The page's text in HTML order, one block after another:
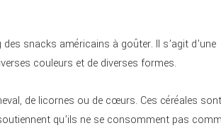
snacks américains à goûter. Il s’agit d’une
couleurs et de diverses formes.
de licornes ou de cœurs. Ces céréales sont
qu’ils ne se consomment pas